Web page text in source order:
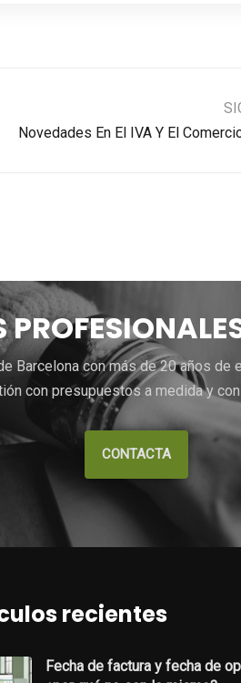
Novedades En El IVA Y El
Barcelona con más de 20 años
con presupuestos a medida y
CONTACTA
recientes
Fecha de factura y fecha de